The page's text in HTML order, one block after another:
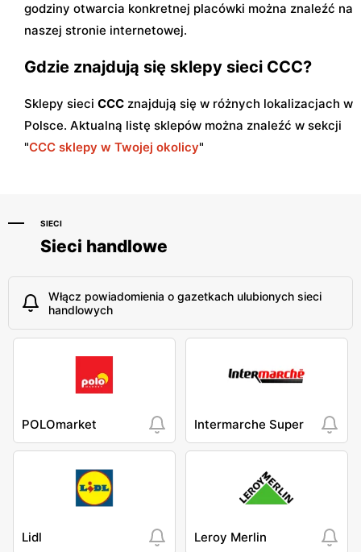
godziny otwarcia konkretnej placówki można znaleźć na
naszej stronie internetowej.
Gdzie znajdują się sklepy sieci CCC?
Sklepy sieci CCC znajdują się w różnych lokalizacjach w
Polsce. Aktualną listę sklepów można znaleźć w sekcji
"CCC sklepy w Twojej okolicy"
SIECI
Sieci handlowe
Włącz powiadomienia o gazetkach ulubionych sieci
handlowych
POLOmarket Intermarche Super
Lidl Leroy Merlin